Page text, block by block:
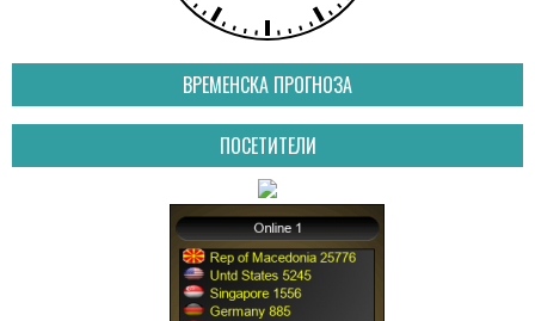
ВРЕМЕНСКА ПРОГНОЗА
ПОСЕТИТЕЛИ